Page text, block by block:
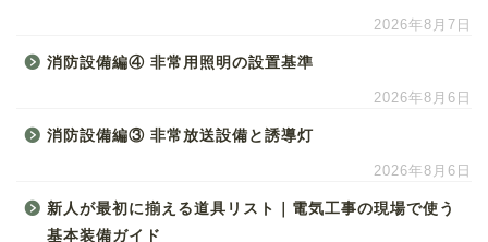
2026年8月7日
消防設備編④ 非常用照明の設置基準
2026年8月6日
消防設備編③ 非常放送設備と誘導灯
2026年8月6日
新人が最初に揃える道具リスト｜電気工事の現場で使う
基本装備ガイド